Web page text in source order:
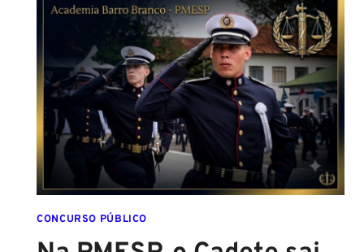
SER
POLICIAL?
DESCUBRA
AS
NOVAS
REGRAS!
ALTURA
MÍNIMA
PARA
CONCURSO
POLICIAL:
CONCURSO PÚBLICO